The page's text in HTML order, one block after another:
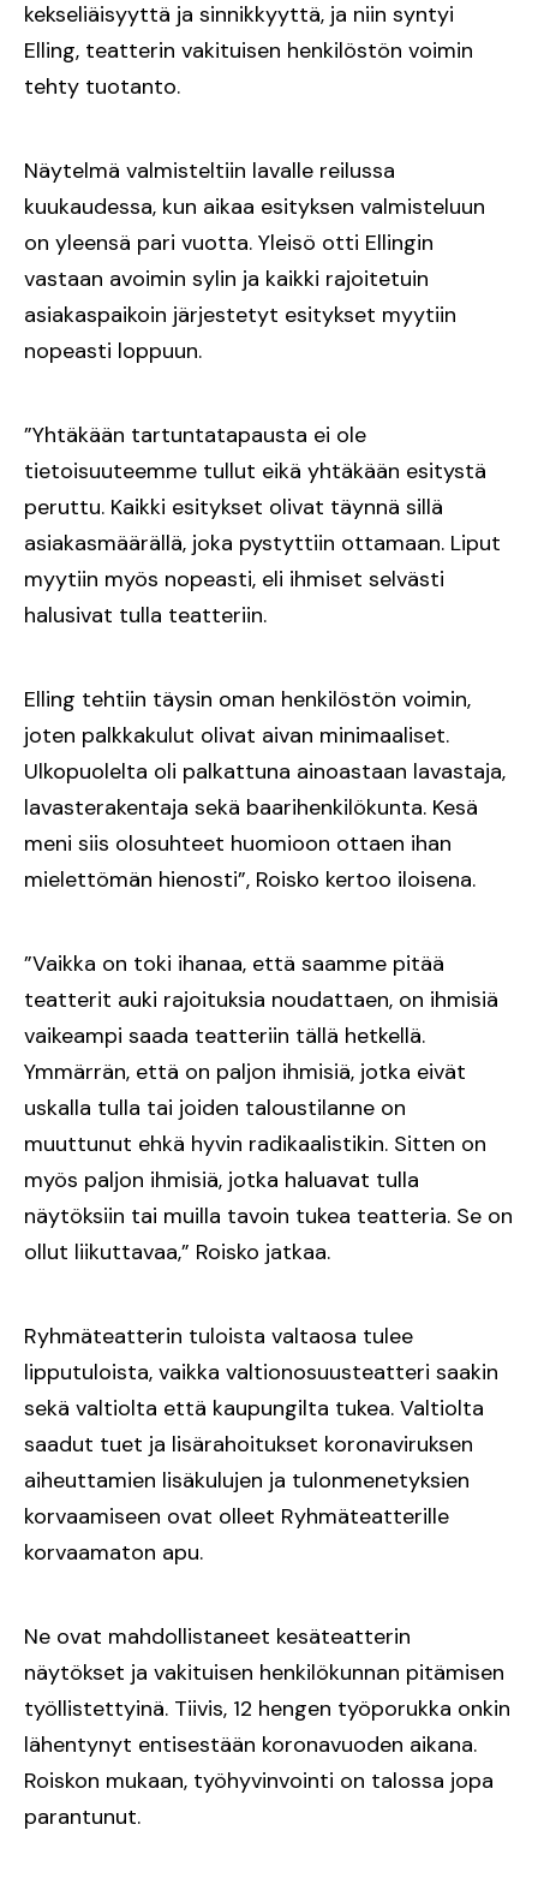
kekseliäisyyttä ja sinnikkyyttä, ja niin syntyi
Elling, teatterin vakituisen henkilöstön voimin
tehty tuotanto.
Näytelmä valmisteltiin lavalle reilussa
kuukaudessa, kun aikaa esityksen valmisteluun
on yleensä pari vuotta. Yleisö otti Ellingin
vastaan avoimin sylin ja kaikki rajoitetuin
asiakaspaikoin järjestetyt esitykset myytiin
nopeasti loppuun.
”Yhtäkään tartuntatapausta ei ole
tietoisuuteemme tullut eikä yhtäkään esitystä
peruttu. Kaikki esitykset olivat täynnä sillä
asiakasmäärällä, joka pystyttiin ottamaan. Liput
myytiin myös nopeasti, eli ihmiset selvästi
halusivat tulla teatteriin.
Elling tehtiin täysin oman henkilöstön voimin,
joten palkkakulut olivat aivan minimaaliset.
Ulkopuolelta oli palkattuna ainoastaan lavastaja,
lavasterakentaja sekä baarihenkilökunta. Kesä
meni siis olosuhteet huomioon ottaen ihan
mielettömän hienosti”, Roisko kertoo iloisena.
”Vaikka on toki ihanaa, että saamme pitää
teatterit auki rajoituksia noudattaen, on ihmisiä
vaikeampi saada teatteriin tällä hetkellä.
Ymmärrän, että on paljon ihmisiä, jotka eivät
uskalla tulla tai joiden taloustilanne on
muuttunut ehkä hyvin radikaalistikin. Sitten on
myös paljon ihmisiä, jotka haluavat tulla
näytöksiin tai muilla tavoin tukea teatteria. Se on
ollut liikuttavaa,” Roisko jatkaa.
Ryhmäteatterin tuloista valtaosa tulee
lipputuloista, vaikka valtionosuusteatteri saakin
sekä valtiolta että kaupungilta tukea. Valtiolta
saadut tuet ja lisärahoitukset koronaviruksen
aiheuttamien lisäkulujen ja tulonmenetyksien
korvaamiseen ovat olleet Ryhmäteatterille
korvaamaton apu.
Ne ovat mahdollistaneet kesäteatterin
näytökset ja vakituisen henkilökunnan pitämisen
työllistettyinä. Tiivis, 12 hengen työporukka onkin
lähentynyt entisestään koronavuoden aikana.
Roiskon mukaan, työhyvinvointi on talossa jopa
parantunut.